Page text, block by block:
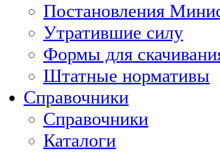
Постановления
Утратившие силу
Формы для
Штатные нормативы
Справочники
Справочники
Каталоги